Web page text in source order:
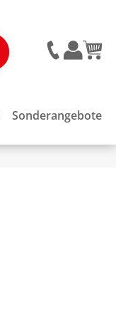
Sonderangebote